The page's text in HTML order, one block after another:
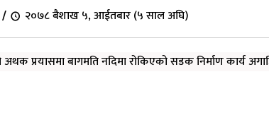
/ २०७८ बैशाख ५, आईतबार (५ साल अघि)